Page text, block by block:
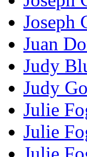
Joseph
Juan
Judy
Judy
Julie
Julie